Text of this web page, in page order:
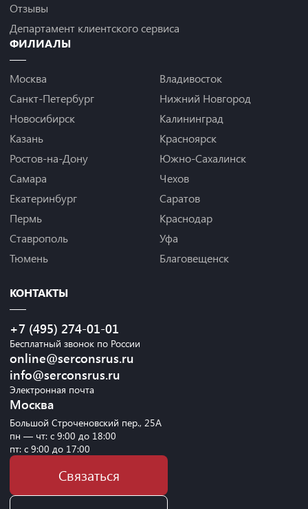
Отзывы
Департамент клиентского сервиса
ФИЛИАЛЫ
Москва
Санкт-Петербург
Новосибирск
Казань
Ростов-на-Дону
Самара
Екатеринбург
Пермь
Ставрополь
Тюмень
Владивосток
Нижний Новгород
Калининград
Красноярск
Южно-Сахалинск
Чехов
Саратов
Краснодар
Уфа
Благовещенск
КОНТАКТЫ
+7 (495) 274-01-01
Бесплатный звонок по России
online@serconsrus.ru
info@serconsrus.ru
Электронная почта
Москва
Большой Строченовский пер., 25А
пн — чт: с 9:00 до 18:00
пт: с 9:00 до 17:00
Связаться